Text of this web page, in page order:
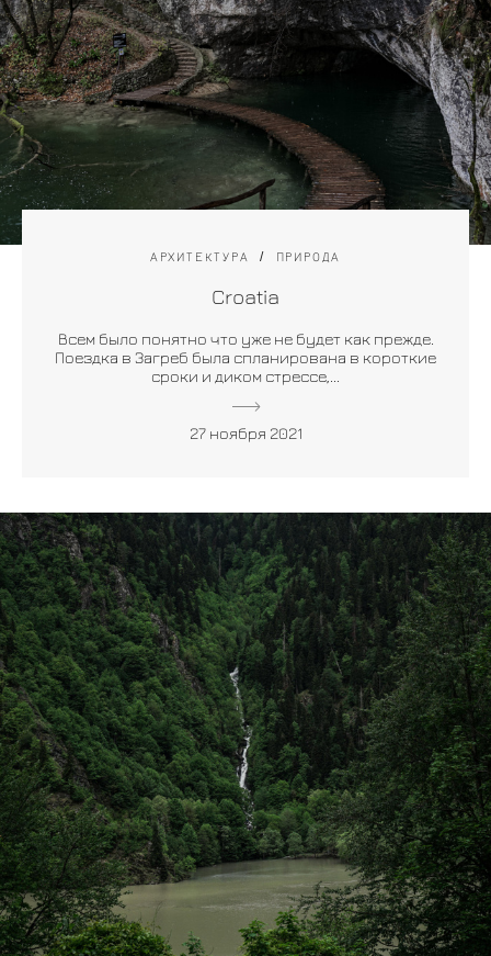
АРХИТЕКТУРА ПРИРОДА
Croatia
Всем было понятно что уже не будет как прежде.
Поездка в Загреб была спланирована в короткие
сроки и диком стрессе,...
27 ноября 2021